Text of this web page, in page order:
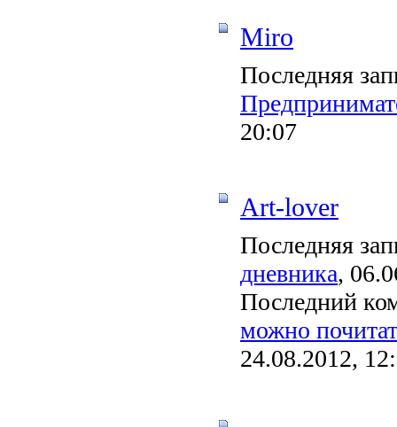
Miro
Последняя
20:07
Art-lover
Последняя
дневника,
Последний
можно
24.08.2012,